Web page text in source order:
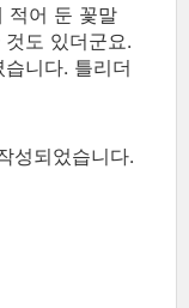
적어 둔 꽃말
도 있더군요.
니다. 틀리더
성되었습니다.